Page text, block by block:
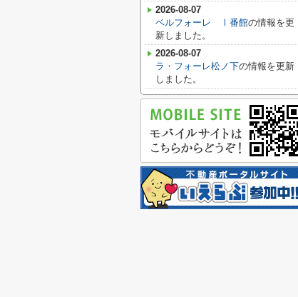
2026-08-07
ベルフォーレ Ⅰ番館の情報を更
新しました。
2026-08-07
ラ・フォーレ松ノ下の情報を更新
しました。